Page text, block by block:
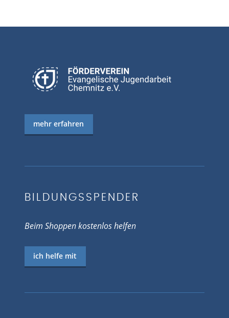
mehr erfahren
BILDUNGSSPENDER
Beim Shoppen kostenlos helfen
ich helfe mit